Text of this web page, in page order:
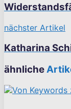
nächster Artikel
Katharina
ähnliche